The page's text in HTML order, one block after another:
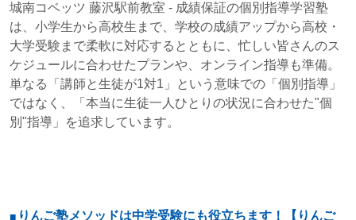
城南コベッツ 藤沢駅前教室 - 成績保証の個別指導学習塾
は、小学生から高校生まで、学校の成績アップから高校・
大学受験まで柔軟に対応するとともに、忙しい皆さんのス
ケジュールに合わせたプランや、オンライン指導も準備。
単なる「講師と生徒が1対1」という意味での「個別指導」
ではなく、「本当に生徒一人ひとりの状況に合わせた"個
別"指導」を追求しています。
りんご塾メソッドは中学受験にも役立ちます！【りんご